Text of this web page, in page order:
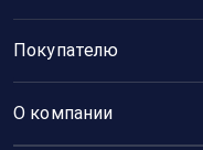
Покупателю
О компании